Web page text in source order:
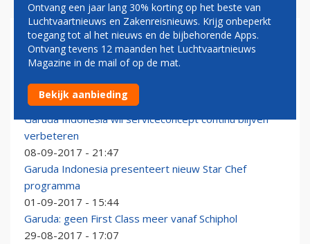
GARUDA INDONESIA
Garuda voortaan non-stop van Jakarta naar Londen
09-09-2017 - 15:55
Garuda Indonesia wil serviceconcept continu blijven
verbeteren
08-09-2017 - 21:47
Garuda Indonesia presenteert nieuw Star Chef
programma
01-09-2017 - 15:44
Garuda: geen First Class meer vanaf Schiphol
29-08-2017 - 17:07
Ontvang een jaar lang 30% korting op het beste van
Luchtvaartnieuws en Zakenreisnieuws. Krijg onbeperkt
toegang tot al het nieuws en de bijbehorende Apps.
Ontvang tevens 12 maanden het Luchtvaartnieuws
Magazine in de mail of op de mat.
Bekijk aanbieding